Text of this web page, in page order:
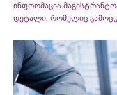
ინფორმაცია
დეტალი, რომელიც